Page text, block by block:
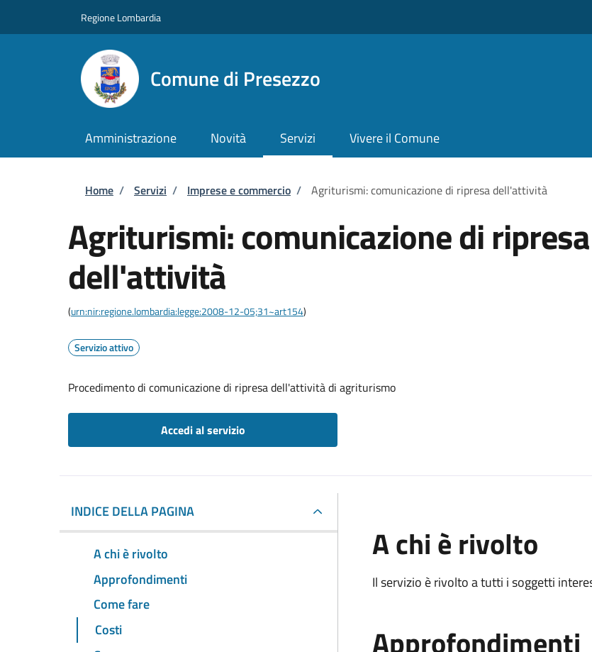
Regione Lombardia
Comune di Presezzo
Amministrazione Novità Servizi Vivere il Comune
Briciole di pane
Home / Servizi / Imprese e commercio / Agriturismi: comunicazione di ripresa dell'attività
Agriturismi: comunicazione di ripresa
dell'attività
(urn:nir:regione.lombardia:legge:2008-12-05;31~art154)
Servizio attivo
Procedimento di comunicazione di ripresa dell'attività di agriturismo
Accedi al servizio
INDICE DELLA PAGINA
A chi è rivolto
Approfondimenti
Come fare
Costi
A chi è rivolto
Il servizio è rivolto a tutti i soggetti
Approfondimenti